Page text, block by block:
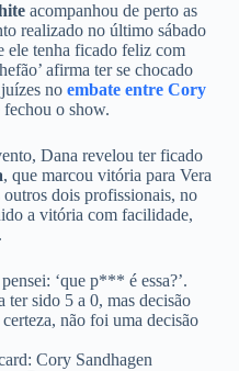
acompanhou de perto as
realizado no último sábado
ele tenha ficado feliz com
afirma ter se chocado
no embate entre Cory
fechou o show.
Dana revelou ter ficado
, que marcou vitória para Vera
dois profissionais, no
a vitória com facilidade,
‘que p*** é essa?’.
ter sido 5 a 0, mas decisão
não foi uma decisão
Cory Sandhagen